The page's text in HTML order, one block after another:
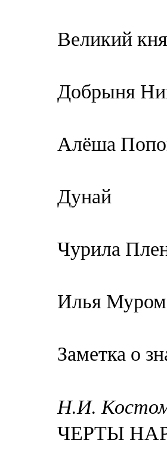
Великий
Добрыня
Алёша
Дунай
Чурила
Илья
Заметка о
Н.И.
ЧЕРТЫ